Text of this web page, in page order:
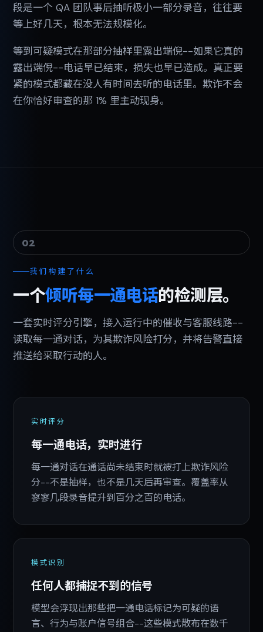
段是一个 QA 团队事后抽听极小一部分录音，往往要
等上好几天，根本无法规模化。
等到可疑模式在那部分抽样里露出端倪--如果它真的
露出端倪--电话早已结束，损失也早已造成。真正要
紧的模式都藏在没人有时间去听的电话里。欺诈不会
在你恰好审查的那 1% 里主动现身。
02
我们构建了什么
一个倾听每一通电话的检测层。
一套实时评分引擎，接入运行中的催收与客服线路--
读取每一通对话，为其欺诈风险打分，并将告警直接
推送给采取行动的人。
实时评分
每一通电话，实时进行
每一通对话在通话尚未结束时就被打上欺诈风险
分--不是抽样，也不是几天后再审查。覆盖率从
寥寥几段录音提升到百分之百的电话。
模式识别
任何人都捕捉不到的信号
模型会浮现出那些把一通电话标记为可疑的语
言、行为与账户信号组合--这些模式散布在数千